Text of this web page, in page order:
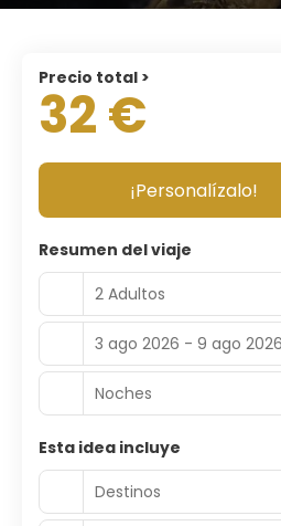
Precio total >
32 €
¡Personalízalo!
Resumen del viaje
2 Adultos
3 ago 2026 - 9 ago 2026
Noches
Esta idea incluye
Destinos